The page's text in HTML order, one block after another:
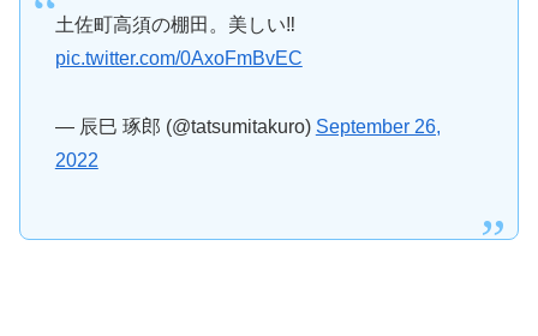
土佐町高須の棚田。美しい‼️
pic.twitter.com/0AxoFmBvEC
— 辰巳 琢郎 (@tatsumitakuro) September 26,
2022